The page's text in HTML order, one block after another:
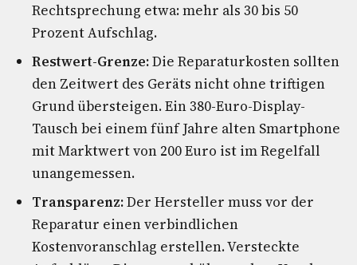
Rechtsprechung etwa: mehr als 30 bis 50
Prozent Aufschlag.
Restwert-Grenze:Die Reparaturkosten sollten
den Zeitwert des Geräts nicht ohne triftigen
Grund übersteigen. Ein 380-Euro-Display-
Tausch bei einem fünf Jahre alten Smartphone
mit Marktwert von 200 Euro ist im Regelfall
unangemessen.
Transparenz:Der Hersteller muss vor der
Reparatur einen verbindlichen
Kostenvoranschlag erstellen. Versteckte